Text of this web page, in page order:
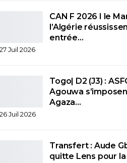
CAN F 2026 I le
l’Algérie
entrée…
27 Juil 2026
Togo| D2 (J3) :
Agouwa
Agaza…
26 Juil 2026
Transfert : Aude
quitte Lens pour